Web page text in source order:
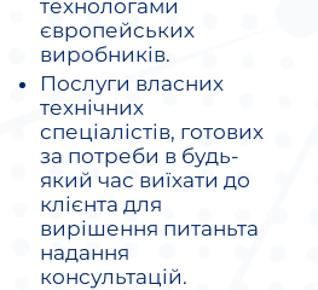
технологами
європейських
виробників.
Послуги власних
технічних
спеціалістів, готових
за потреби в будь-
який час виїхати до
клієнта для
вирішення питаньта
надання
консультацій.